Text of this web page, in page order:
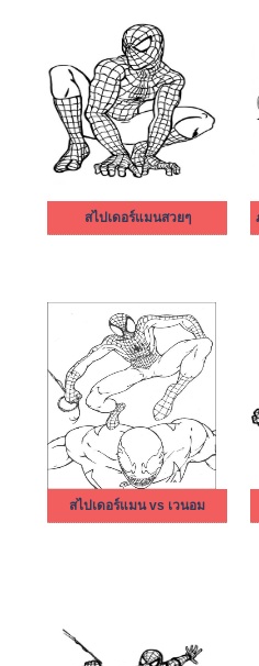
สไปเดอร์แมนสวยๆ
สไปเดอร์แมน vs เวนอม